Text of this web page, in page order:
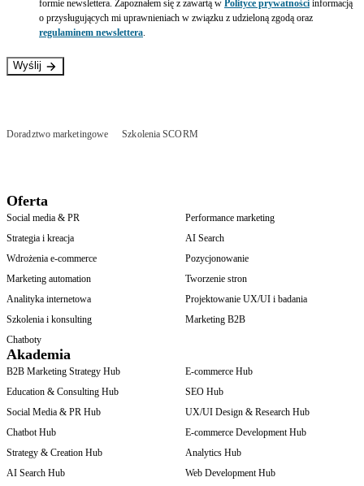
formie newslettera. Zapoznałem się z zawartą w Polityce prywatności informacją
o przysługujących mi uprawnieniach w związku z udzieloną zgodą oraz
regulaminem newslettera.
Wyślij
Doradztwo marketingowe Szkolenia SCORM
Oferta
Social media & PR
Performance marketing
Strategia i kreacja
AI Search
Wdrożenia e-commerce
Pozycjonowanie
Marketing automation
Tworzenie stron
Analityka internetowa
Projektowanie UX/UI i badania
Szkolenia i konsulting
Marketing B2B
Chatboty
Akademia
B2B Marketing Strategy Hub
E-commerce Hub
Education & Consulting Hub
SEO Hub
Social Media & PR Hub
UX/UI Design & Research Hub
Chatbot Hub
E-commerce Development Hub
Strategy & Creation Hub
Analytics Hub
AI Search Hub
Web Development Hub